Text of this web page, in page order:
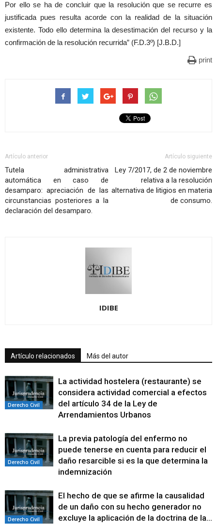
Por ello se ha de concluir que la resolución que se recurre es
justificada pues resulta acorde con la realidad de la situación
existente. Todo ello determina la desestimación del recurso y la
confirmación de la resolución recurrida” (F.D.3º) [J.B.D.]
print
Artículo anterior
Tutela administrativa
automática en caso de
desamparo: apreciación de las
circunstancias posteriores a la
declaración del desamparo.
Artículo siguiente
Ley 7/2017, de 2 de noviembre
relativa a la resolución
alternativa de litigios en materia
de consumo.
IDIBE
Artículo relacionados Más del autor
Derecho Civil
La actividad hostelera (restaurante) se
considera actividad comercial a efectos
del artículo 34 de la Ley de
Arrendamientos Urbanos
Derecho Civil
La previa patología del enfermo no
puede tenerse en cuenta para reducir el
daño resarcible si es la que determina la
indemnización
Derecho Civil
El hecho de que se afirme la causalidad
de un daño con su hecho generador no
excluye la aplicación de la doctrina de la...